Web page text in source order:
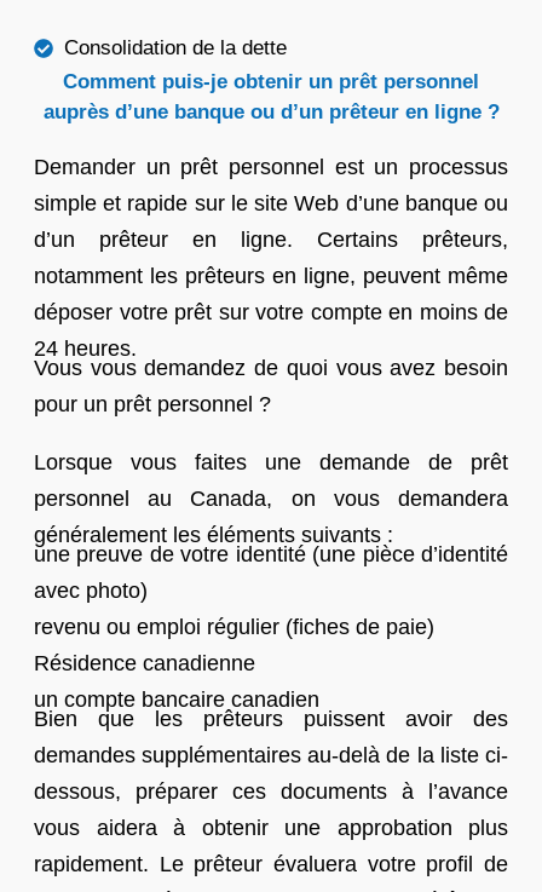
Consolidation de la dette
Comment puis-je obtenir un prêt personnel
auprès d’une banque ou d’un prêteur en ligne ?
Demander un prêt personnel est un processus
simple et rapide sur le site Web d’une banque ou
d’un prêteur en ligne. Certains prêteurs,
notamment les prêteurs en ligne, peuvent même
déposer votre prêt sur votre compte en moins de
24 heures.
Vous vous demandez de quoi vous avez besoin
pour un prêt personnel ?
Lorsque vous faites une demande de prêt
personnel au Canada, on vous demandera
généralement les éléments suivants :
une preuve de votre identité (une pièce d’identité
avec photo)
revenu ou emploi régulier (fiches de paie)
Résidence canadienne
un compte bancaire canadien
Bien que les prêteurs puissent avoir des
demandes supplémentaires au-delà de la liste ci-
dessous, préparer ces documents à l’avance
vous aidera à obtenir une approbation plus
rapidement. Le prêteur évaluera votre profil de